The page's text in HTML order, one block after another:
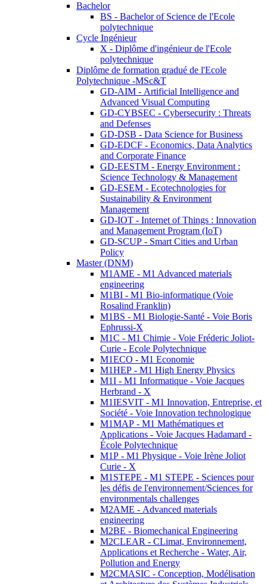
Bachelor
BS - Bachelor of Science de l'Ecole
polytechnique
Cycle Ingénieur
X - Diplôme d'ingénieur de l'Ecole
polytechnique
Diplôme de formation gradué de l'Ecole
Polytechnique -MSc&T
GD-AIM - Artificial Intelligence and
Advanced Visual Computing
GD-CYBSEC - Cybersecurity : Threats
and Defenses
GD-DSB - Data Science for Business
GD-EDCF - Economics, Data Analytics
and Corporate Finance
GD-EESTM - Energy Environment :
Science Technology & Management
GD-ESEM - Ecotechnologies for
Sustainability & Environment
Management
GD-IOT - Internet of Things : Innovation
and Management Program (IoT)
GD-SCUP - Smart Cities and Urban
Policy
Master (DNM)
M1AME - M1 Advanced materials
engineering
M1BI - M1 Bio-informatique (Voie
Rosalind Franklin)
M1BS - M1 Biologie-Santé - Voie Boris
Ephrussi-X
M1C - M1 Chimie - Voie Fréderic Joliot-
Curie - Ecole Polytechnique
M1ECO - M1 Economie
M1HEP - M1 High Energy Physics
M1I - M1 Informatique - Voie Jacques
Herbrand - X
M1IESVIT - M1 Innovation, Entreprise, et
Société - Voie Innovation technologique
M1MAP - M1 Mathématiques et
Applications - Voie Jacques Hadamard -
École Polytechnique
M1P - M1 Physique - Voie Irène Joliot
Curie - X
M1STEPE - M1 STEPE - Sciences pour
les défis de l'environnement/Sciences for
environmentals challenges
M2AME - Advanced materials
engineering
M2BE - Biomechanical Engineering
M2CLEAR - CLimat, Environnement,
Applications et Recherche - Water, Air,
Pollution and Energy
M2CMASIC - Conception, Modélisation